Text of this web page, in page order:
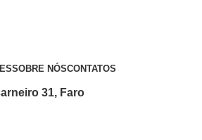
SOBRE NÓSCONTATOS
31, Faro